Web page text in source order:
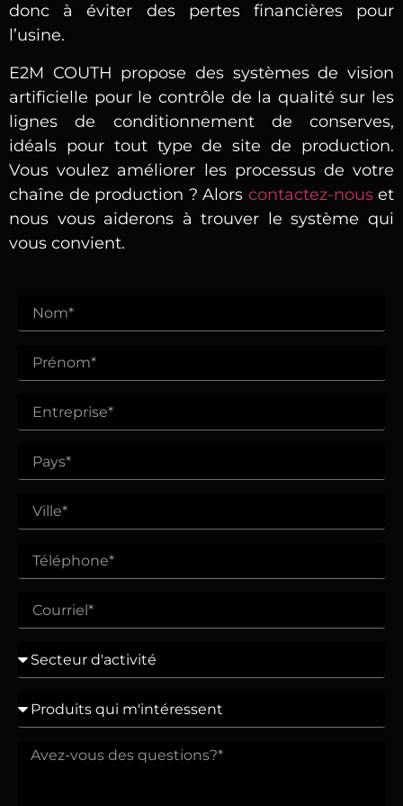
donc à éviter des pertes financières pour
l’usine.
E2M COUTH propose des systèmes de vision
artificielle pour le contrôle de la qualité sur les
lignes de conditionnement de conserves,
idéals pour tout type de site de production.
Vous voulez améliorer les processus de votre
chaîne de production ? Alors contactez-nouset
nous vous aiderons à trouver le système qui
vous convient.